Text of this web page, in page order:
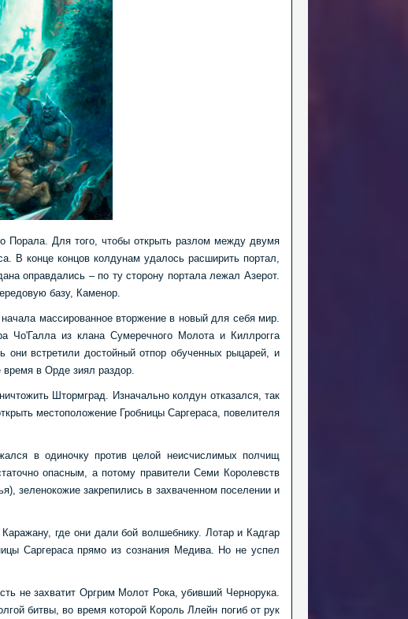
Порала. Для того, чтобы открыть разлом между двумя
В конце концов колдунам удалось расширить портал,
оправдались – по ту сторону портала лежал Азерот.
базу, Каменор.
массированное вторжение в новый для себя мир.
Чо'Галла из клана Сумеречного Молота и Киллрогга
они встретили достойный отпор обученных рыцарей, и
в Орде зиял раздор.
Штормград. Изначально колдун отказался, так
местоположение Гробницы Саргераса, повелителя
в одиночку против целой неисчислимых полчищ
опасным, а потому правители Семи Королевств
зеленокожие закрепились в захваченном поселении и
где они дали бой волшебнику. Лотар и Кадгар
Саргераса прямо из сознания Медива. Но не успел
не захватит Оргрим Молот Рока, убивший Чернорука.
битвы, во время которой Король Ллейн погиб от рук